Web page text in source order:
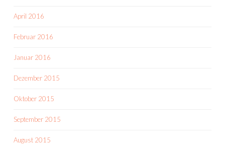
April 2016
Februar 2016
Januar 2016
Dezember 2015
Oktober 2015
September 2015
August 2015